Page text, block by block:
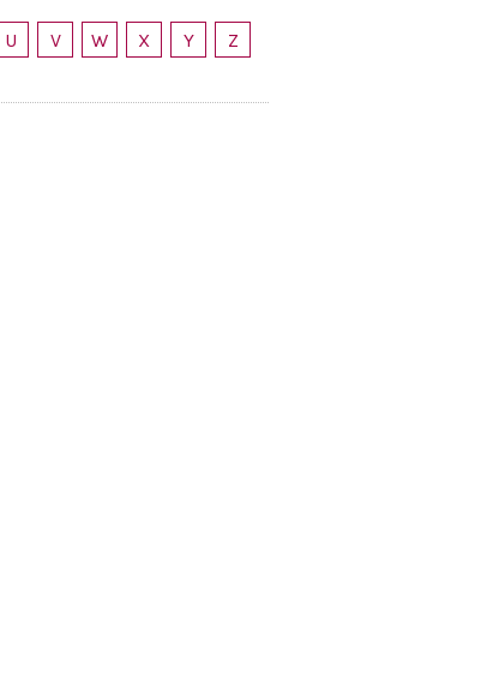
U V W X Y Z